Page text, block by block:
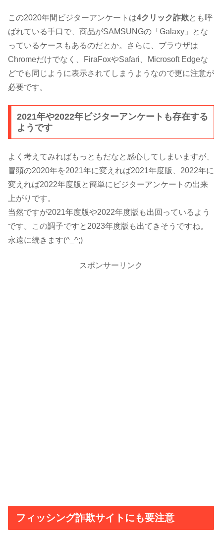
この2020年間ビジターアンケートは4クリック詐欺とも呼
ばれている手口で、商品がSAMSUNGの「Galaxy」とな
っているケースもあるのだとか。さらに、ブラウザは
Chromeだけでなく、FiraFoxやSafari、Microsoft Edgeな
どでも同じように表示されてしまうようなので更に注意が
必要です。
2021年や2022年ビジターアンケートも存在する
ようです
よく考えてみればもっともだなと感心してしまいますが、
冒頭の2020年を2021年に変えれば2021年度版、2022年に
変えれば2022年度版と簡単にビジターアンケートの出来
上がりです。
当然ですが2021年度版や2022年度版も出回っているよう
です。この調子ですと2023年度版も出てきそうですね。
永遠に続きます(^_^;)
スポンサーリンク
フィッシング詐欺サイトにも要注意